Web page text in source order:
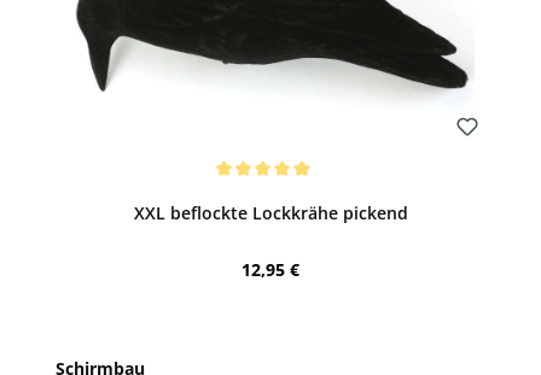
XXL beflockte Lockkrähe pickend
Regulärer Preis:
12,95 €
Produktgalerie überspringen
Schirmbau